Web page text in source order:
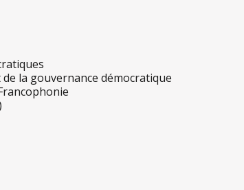
la gouvernance démocratique